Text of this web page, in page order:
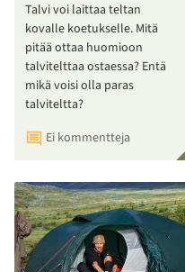
Talvi voi laittaa teltan
kovalle koetukselle. Mitä
pitää ottaa huomioon
talvitelttaa ostaessa? Entä
mikä voisi olla paras
talviteltta?
Ei kommentteja